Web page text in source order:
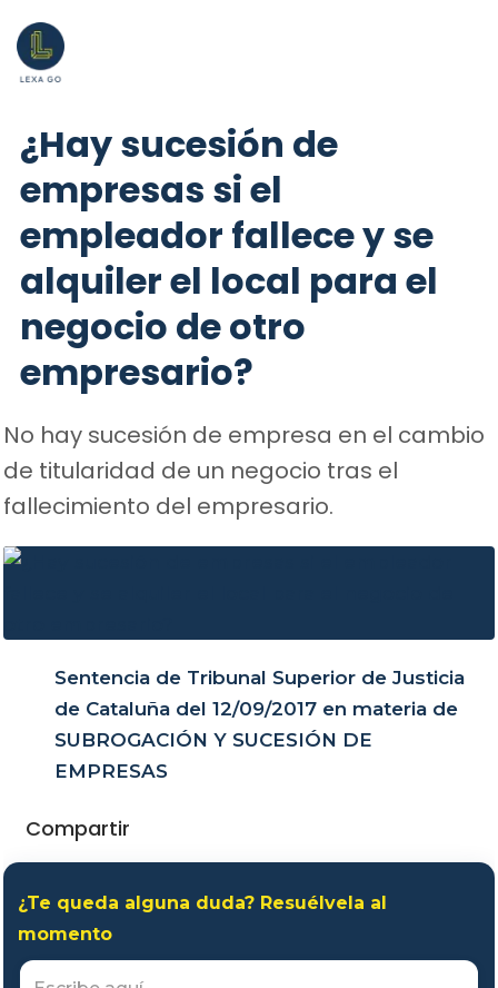
¿Hay sucesión de
empresas si el
empleador fallece y se
alquiler el local para el
negocio de otro
empresario?
No hay sucesión de empresa en el cambio
de titularidad de un negocio tras el
fallecimiento del empresario.
Sentencia de Tribunal Superior de Justicia
de Cataluña del 12/09/2017 en materia de
SUBROGACIÓN Y SUCESIÓN DE
EMPRESAS
Compartir
¿Te queda alguna duda? Resuélvela al
momento